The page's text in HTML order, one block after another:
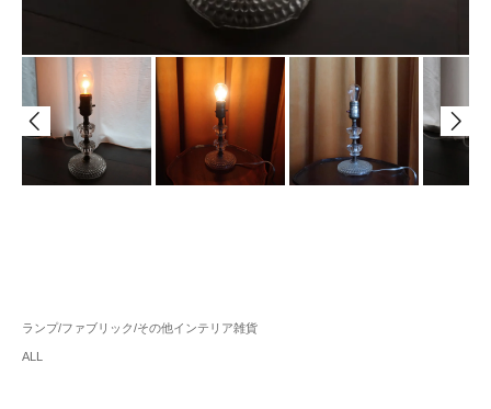
ランプ/ファブリック/その他インテリア雑貨
ALL